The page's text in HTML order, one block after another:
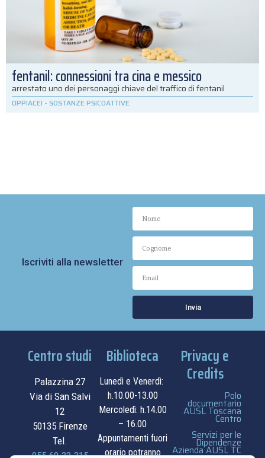
fentanil: connessioni tra cina e messico
arrestato uno dei personaggi chiave del traffico di fentanil
OPPIACEI - SOSTANZE PSICOATTIVE
Iscriviti alla newsletter
Invia
Centro studi
Palazzina 27
Via di San Salvi
12
50135 Firenze
Tel.
055.69.33.315
Biblioteca
Lunedì e Venerdì:
h.10.00-13.00
Mercoledì: h.14.00
– 16.00
Appuntamenti fuori
orario potranno
Privacy e
Credits
Polo
documentario
AUSL Toscana
Centro
Servizi per le
Dipendenze
Azienda AUSL TC